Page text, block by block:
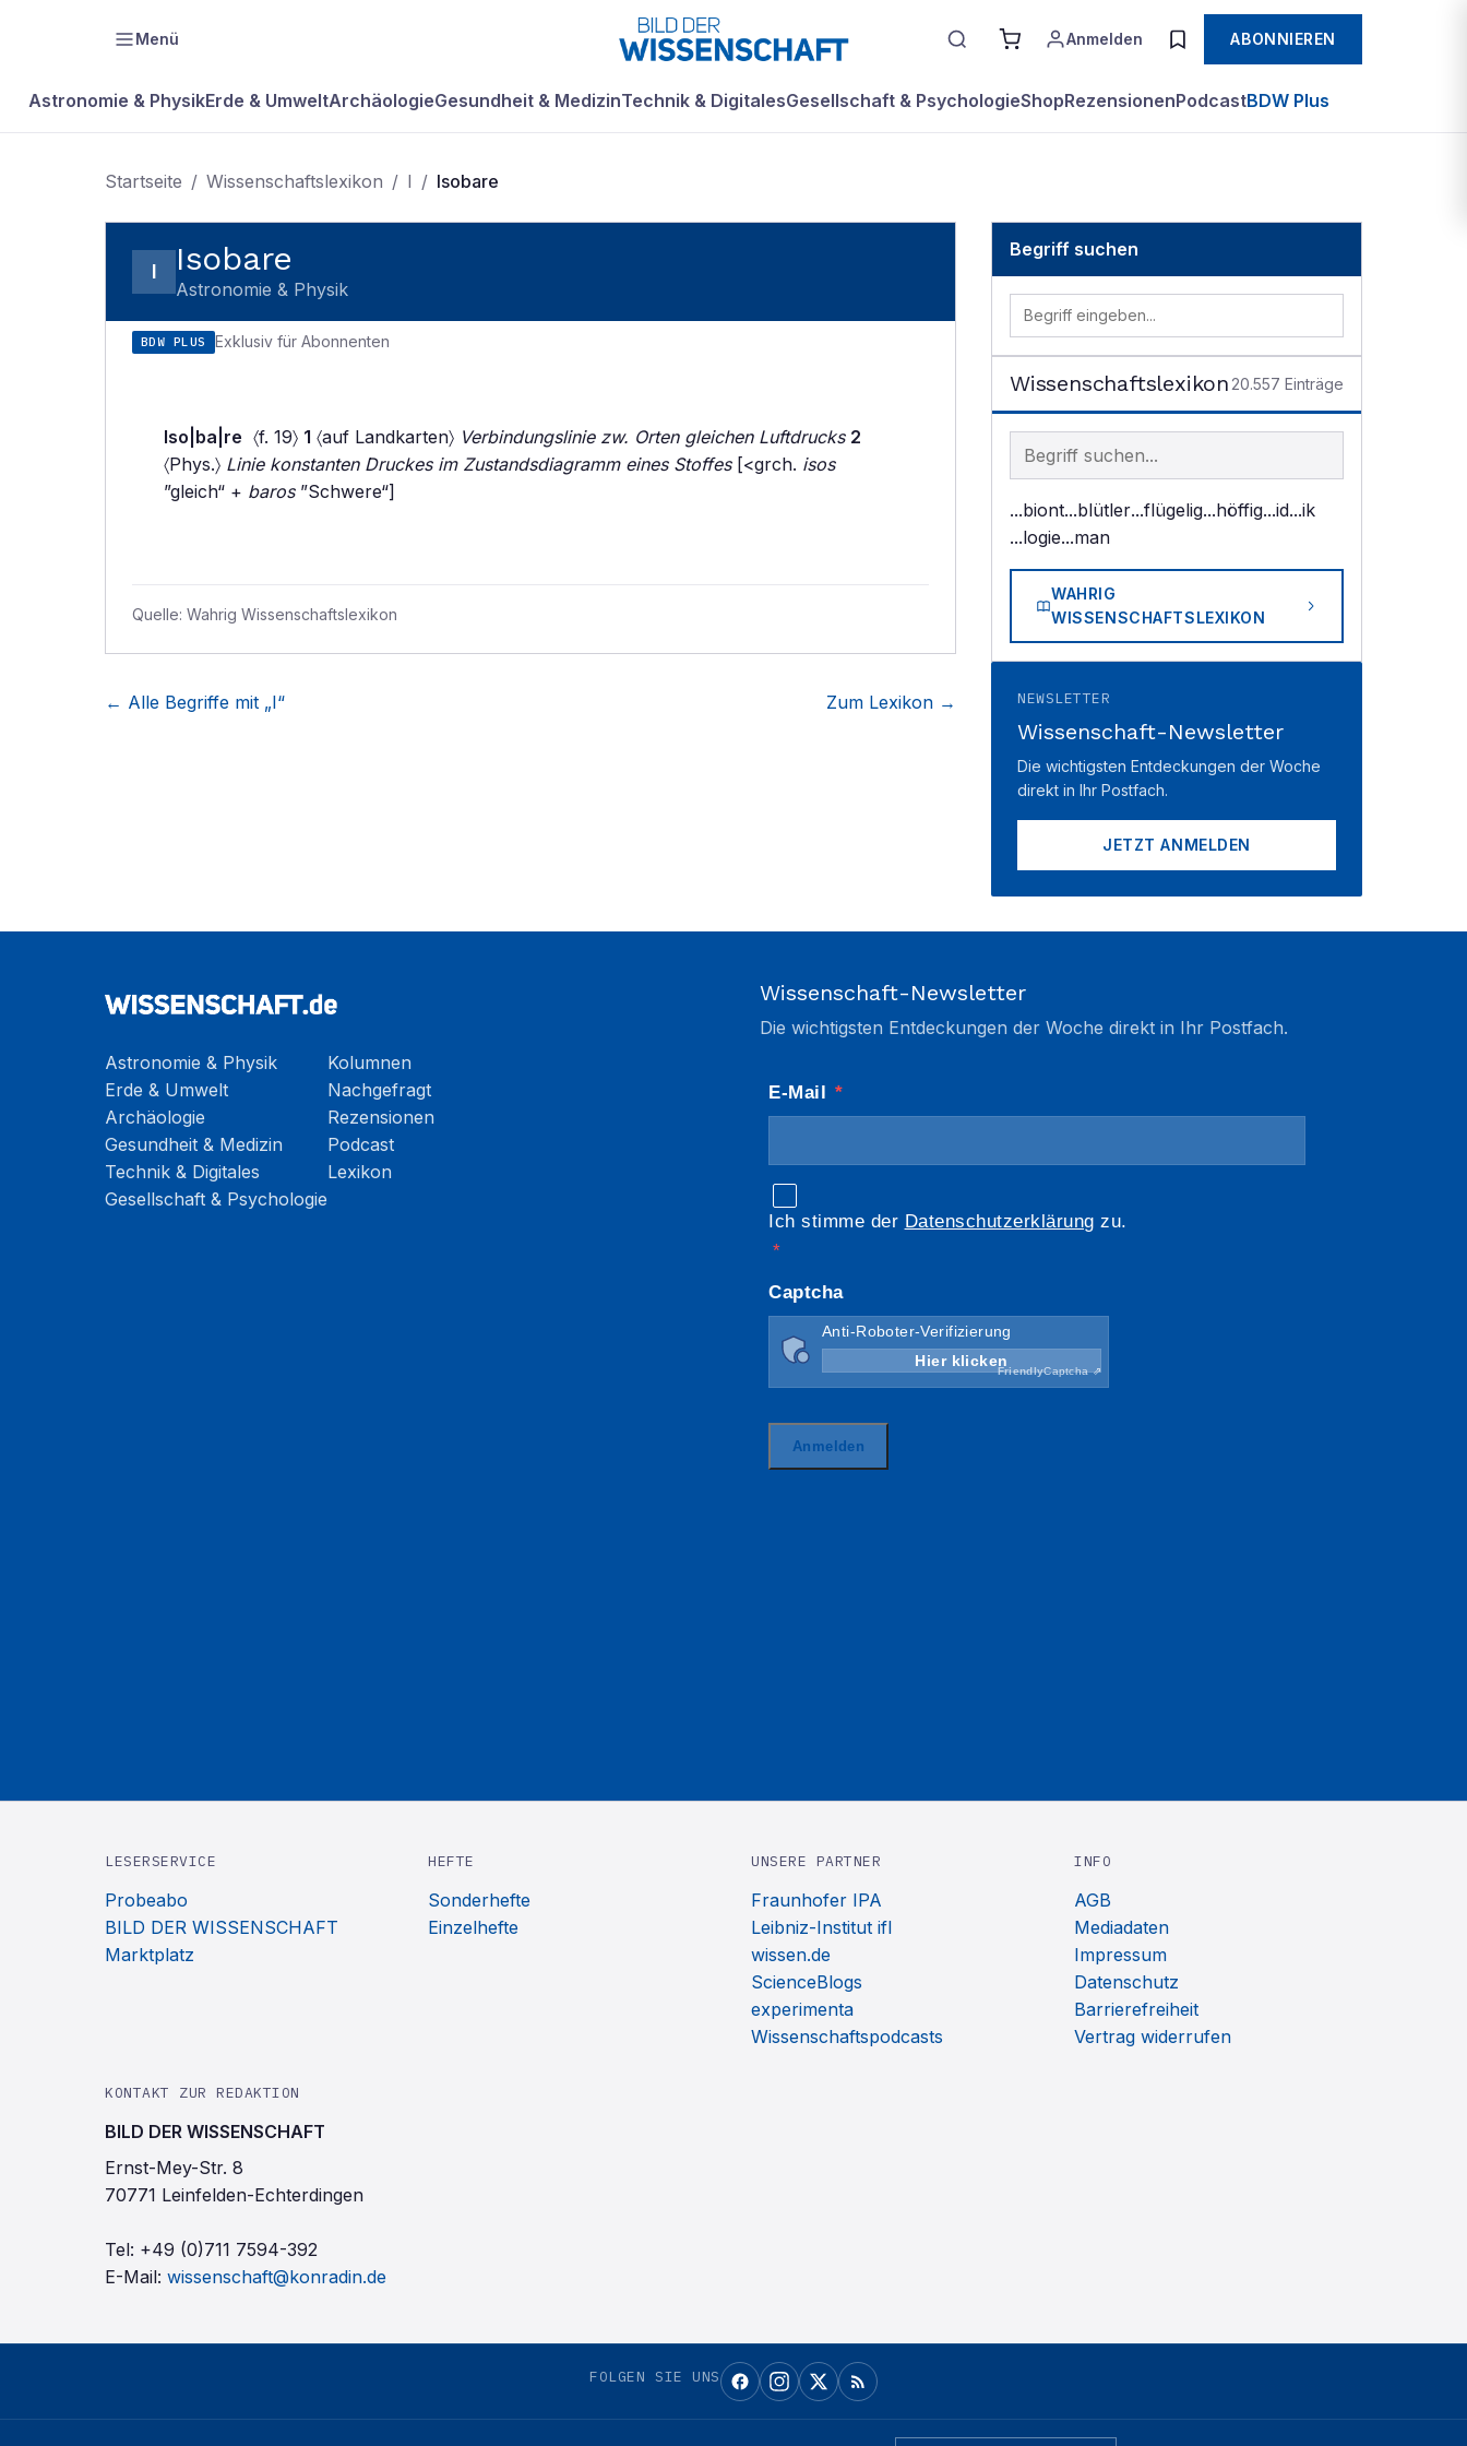
Menü Anmelden ABONNIEREN
Astronomie & PhysikErde & UmweltArchäologieGesundheit & MedizinTechnik & DigitalesGesellschaft & PsychologieShopRezensionenPodcastBDW Plus
Startseite / Wissenschaftslexikon / I / Isobare
I Isobare
Astronomie & Physik
BDW PLUS Exklusiv für Abonnenten
Iso|ba|re 〈f. 19〉 1 〈auf Landkarten〉 Verbindungslinie zw. Orten gleichen Luftdrucks 2
〈Phys.〉 Linie konstanten Druckes im Zustandsdiagramm eines Stoffes[<grch. isos
”gleich“ + baros”Schwere“]
Quelle: Wahrig Wissenschaftslexikon
← Alle Begriffe mit „I“ Zum Lexikon →
Begriff suchen
Wissenschaftslexikon 20.557 Einträge
Begriff im Lexikon suchen
...biont...blütler...flügelig...höffig...id...ik
...logie...man
WAHRIG
WISSENSCHAFTSLEXIKON
NEWSLETTER
Wissenschaft-Newsletter
Die wichtigsten Entdeckungen der Woche
direkt in Ihr Postfach.
JETZT ANMELDEN
Astronomie & Physik
Erde & Umwelt
Archäologie
Gesundheit & Medizin
Technik & Digitales
Gesellschaft & Psychologie
Kolumnen
Nachgefragt
Rezensionen
Podcast
Lexikon
Wissenschaft-Newsletter
Die wichtigsten Entdeckungen der Woche direkt in Ihr Postfach.
LESERSERVICE
Probeabo
BILD DER WISSENSCHAFT
Marktplatz
HEFTE
Sonderhefte
Einzelhefte
UNSERE PARTNER
Fraunhofer IPA
Leibniz-Institut ifl
wissen.de
ScienceBlogs
experimenta
Wissenschaftspodcasts
INFO
AGB
Mediadaten
Impressum
Datenschutz
Barrierefreiheit
Vertrag widerrufen
KONTAKT ZUR REDAKTION
BILD DER WISSENSCHAFT
Ernst-Mey-Str. 8
70771 Leinfelden-Echterdingen
Tel: +49 (0)711 7594-392
E-Mail: wissenschaft@konradin.de
FOLGEN SIE UNS